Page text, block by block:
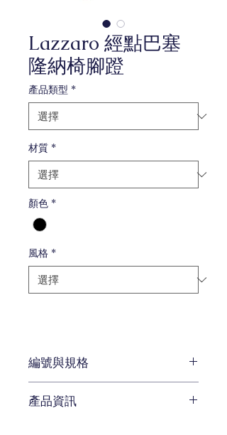
Lazzaro 經點巴塞
隆納椅腳蹬
產品類型 *
材質 *
顏色 *
風格 *
編號與規格
編號 LZR-ST520
產品資訊